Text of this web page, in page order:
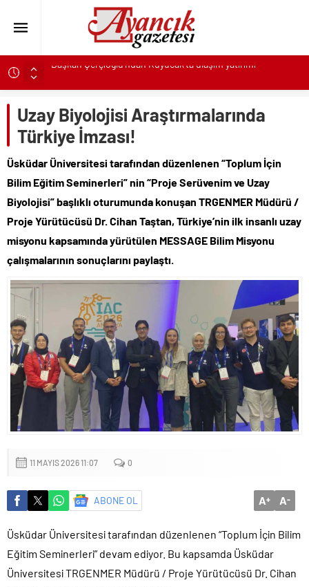
Canik’te Tüm Çocuklar Hediyelerine Kavuşuyor
Karşıyaka’nın patileri, yeni yuvalarına kavuşmayı bekliyor
Karabağlar Belediyesi Zabıtasında aday memurlar asil devlet
memuru oldu
TeosFest 2026, “yarın 2027 için başlıyoruz” mesajıyla sona
erdi
ASAT’tan eş zamanlı altyapı ve asfalt çalışması
Türk Kızılay Gazze’de artan salgın hastalıklara karşı hijyen kiti
ve temiz içme suyu dağıtıyor
Selçuklu’da yollar yenileniyor ulaşım daha konforlu hale
Başkan Altay: ‘Bosna Hersek Mahallemizdeki Fera Şubemizi
bu yıl itibariyle açmayı planlıyoruz’
Başkan Çerçioğlu’ndan Kuyucak’ta ulaşım yatırımı
Uzay Biyolojisi Araştırmalarında
Türkiye İmzası!
Üsküdar Üniversitesi tarafından düzenlenen “Toplum İçin
Bilim Eğitim Seminerleri” nin “Proje Serüvenim ve Uzay
Biyolojisi” başlıklı oturumunda konuşan TRGENMER Müdürü /
Proje Yürütücüsü Dr. Cihan Taştan, Türkiye’nin ilk insanlı uzay
misyonu kapsamında yürütülen MESSAGE Bilim Misyonu
çalışmalarının sonuçlarını paylaştı.
11 MAYIS 2026 11:07 0
ABONE OL A+ A-
Üsküdar Üniversitesi tarafından düzenlenen “Toplum İçin Bilim
Eğitim Seminerleri” devam ediyor. Bu kapsamda Üsküdar
Üniversitesi TRGENMER Müdürü / Proje Yürütücüsü Dr. Cihan